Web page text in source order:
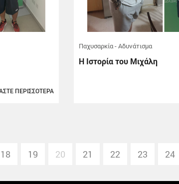
ΠΕΡΙΣΣΟΤΕΡΑ
Παχυσαρκία - Αδυνάτισμα
Η Ιστορία του Μιχάλη
18 19 20 21 22 23 24